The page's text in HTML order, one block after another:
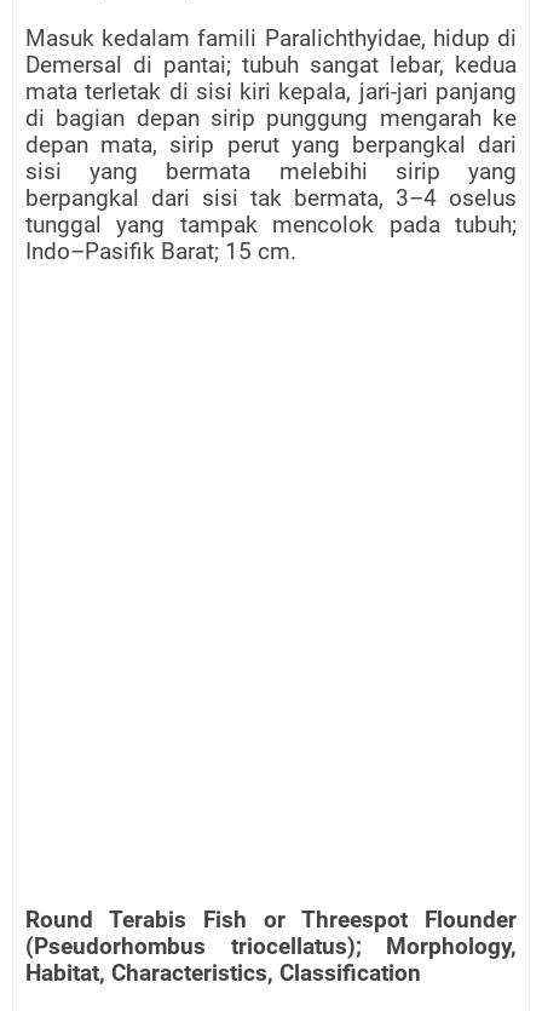
Masuk kedalam famili Paralichthyidae, hidup di
Demersal di pantai; tubuh sangat lebar, kedua
mata terletak di sisi kiri kepala, jari-jari panjang
di bagian depan sirip punggung mengarah ke
depan mata, sirip perut yang berpangkal dari
sisi yang bermata melebihi sirip yang
berpangkal dari sisi tak bermata, 3–4 oselus
tunggal yang tampak mencolok pada tubuh;
Indo–Pasifik Barat; 15 cm.
Round Terabis Fish or Threespot Flounder
(Pseudorhombus triocellatus); Morphology,
Habitat, Characteristics, Classification